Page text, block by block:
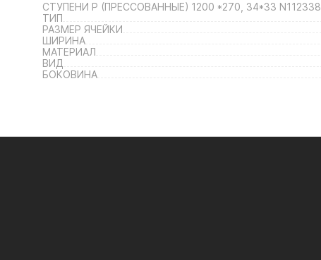
СТУПЕНИ P (ПРЕССОВАННЫЕ) 1200 *270, 34*33 N112338
ТИП
РАЗМЕР ЯЧЕЙКИ
ШИРИНА
МАТЕРИАЛ
ВИД
БОКОВИНА